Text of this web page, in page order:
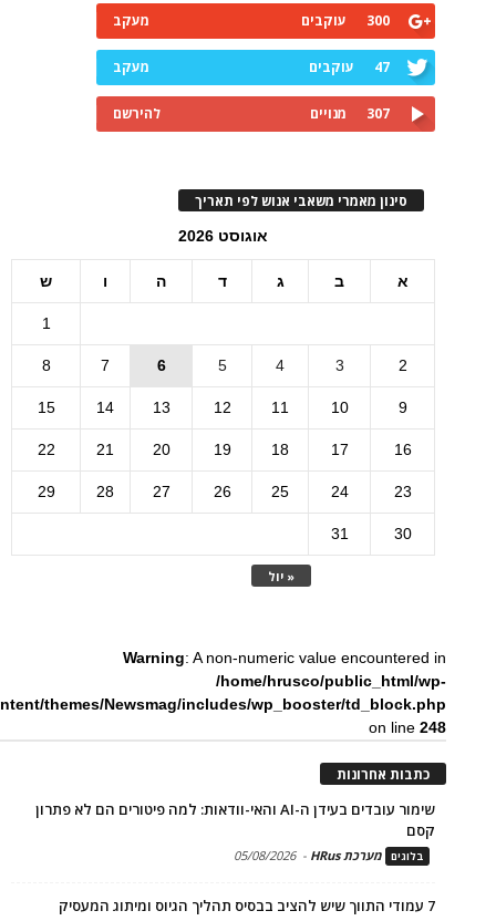
300 עוקבים מעקב
47 עוקבים מעקב
307 מנויים להירשם
סינון מאמרי משאבי אנוש לפי תאריך
אוגוסט 2026
א ב ג ד ה ו ש
« יול
1
2
3
4
5
6
7
8
9
10
11
12
13
14
15
16
17
18
19
20
21
22
23
24
25
26
27
28
29
30
31
Warning: A non-numeric value encountered in
/home/hrusco/public_html/wp-
themes/Newsmag/includes/wp_booster/td_block.php
on line248
כתבות אחרונות
שימור עובדים בעידן ה-AI והאי-וודאות: למה פיטורים הם לא פתרון
קסם
בלוגים מערכת HRus -
05/08/2026
7 עמודי התווך שיש להציב בבסיס תהליך הגיוס ומיתוג המעסיק